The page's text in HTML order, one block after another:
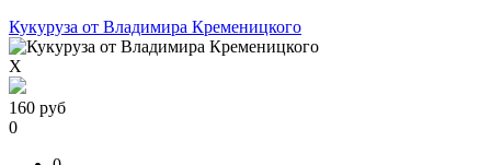
Кукуруза от Владимира Кременицкого
X
160 руб
0